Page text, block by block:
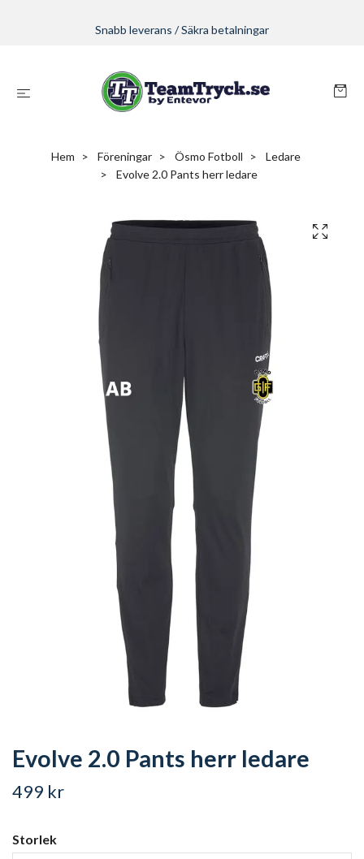
Snabb leverans / Säkra betalningar
Hem Föreningar Ösmo Fotboll
Ledare
Evolve 2.0 Pants herr ledare
Evolve 2.0 Pants herr ledare
499 kr
Storlek